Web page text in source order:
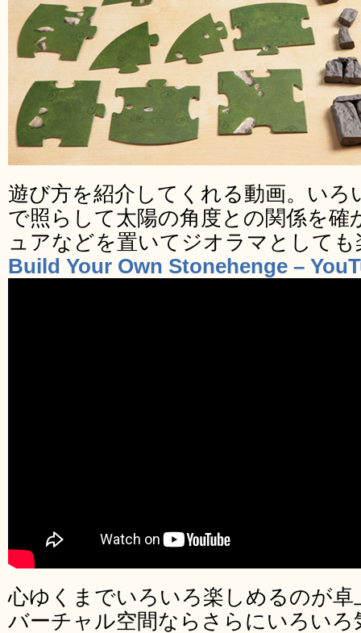
遊び方を紹介してくれる動画。いろ
で照らして太陽の角度との関係を
ュアなどを置いてジオラマとして
Build Your Own Stonehenge –
心ゆくまでいろいろ楽しめるのが
バーチャル空間ならさらにいろい